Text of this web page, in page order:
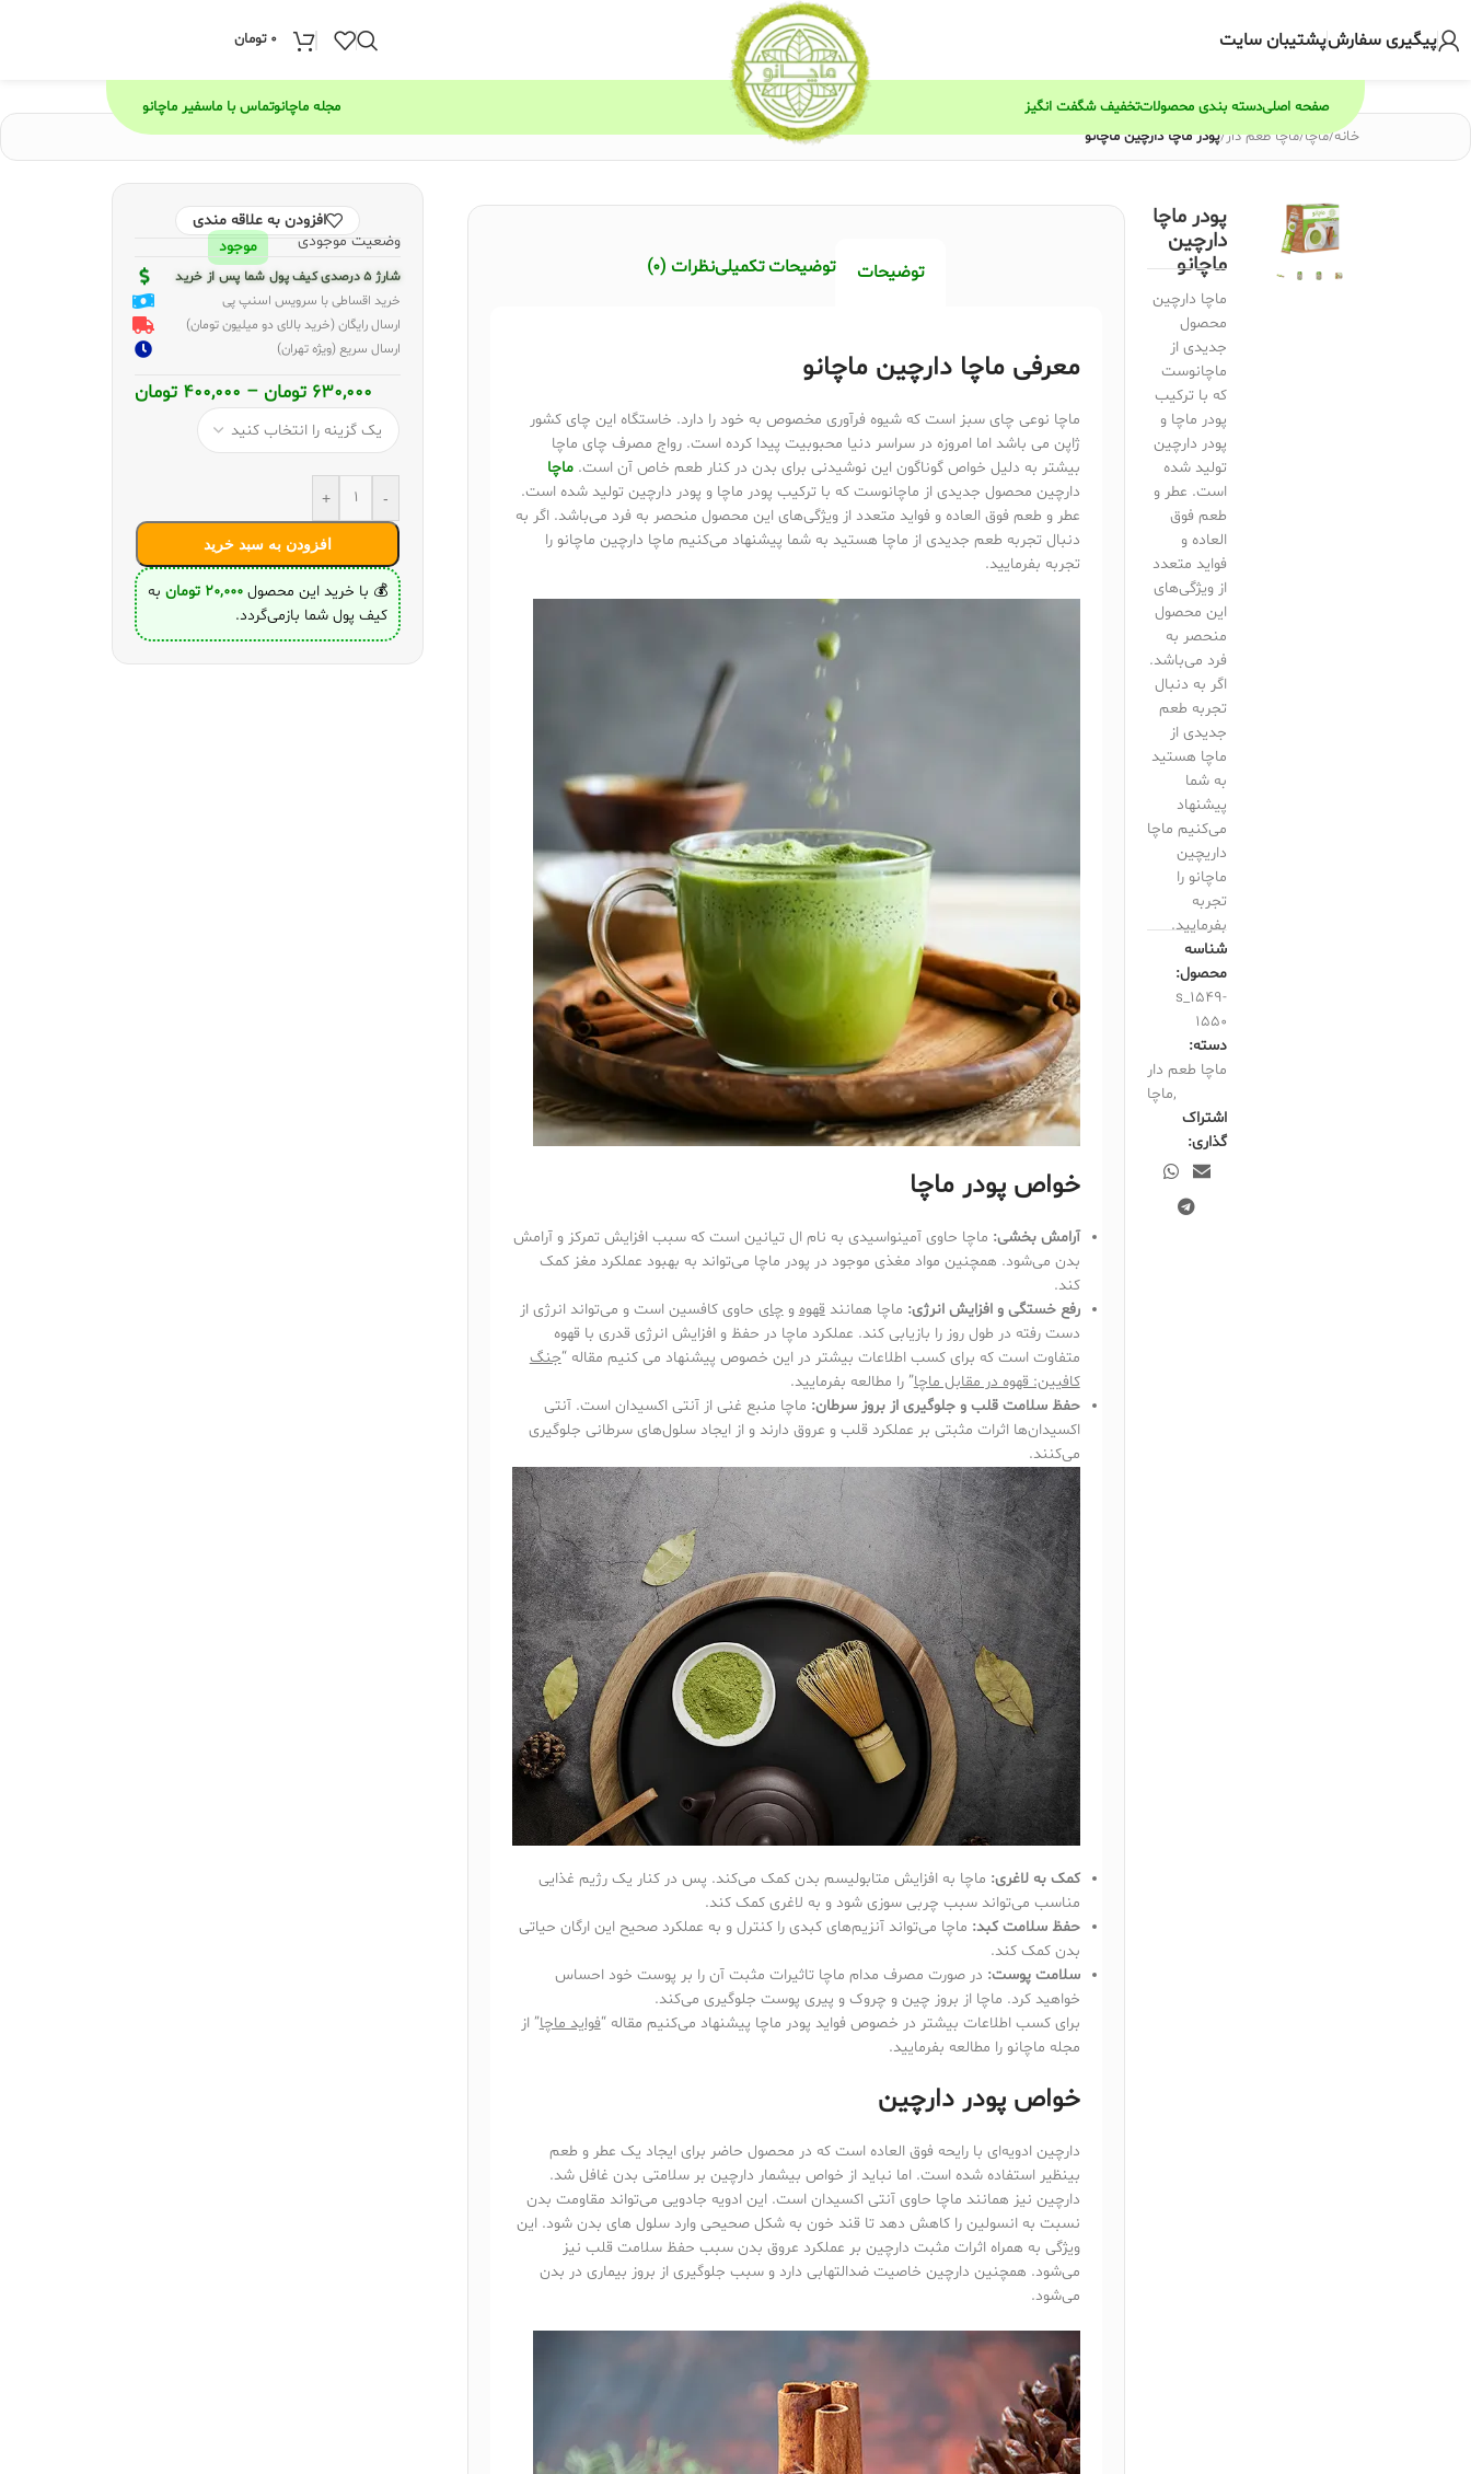
پیگیری سفارشپشتیبان سایت 0 تومان
صفحه اصلیدسته بندی محصولاتتخفیف شگفت انگیز مجله ماچانوتماس با ماسفیر ماچانو
خانه/ماچا/ماچا طعم دار/پودر ماچا دارچین ماچانو
پودر ماچا
دارچین
ماچانو
ماچا دارچین
محصول
جدیدی از
ماچانوست
که با ترکیب
پودر ماچا و
پودر دارچین
تولید شده
است. عطر و
طعم فوق
العاده و
فواید متعدد
از ویژگی‌های
این محصول
منحصر به
فرد می‌باشد.
اگر به دنبال
تجربه طعم
جدیدی از
ماچا هستید
به شما
پیشنهاد
می‌کنیم ماچا
داریچین
ماچانو را
تجربه
بفرمایید.
شناسه
محصول:
s_1549-
1550
دسته:
ماچا طعم دار
,ماچا
اشتراک
گذاری:
توضیحات توضیحات تکمیلینظرات (0)
معرفی ماچا دارچین ماچانو
ماچا نوعی چای سبز است که شیوه فرآوری مخصوص به خود را دارد. خاستگاه این چای کشور
ژاپن می باشد اما امروزه در سراسر دنیا محبوبیت پیدا کرده است. رواج مصرف چای ماچا
بیشتر به دلیل خواص گوناگون این نوشیدنی برای بدن در کنار طعم خاص آن است.ماچا
دارچین محصول جدیدی از ماچانوست که با ترکیب پودر ماچا و پودر دارچین تولید شده است.
عطر و طعم فوق العاده و فواید متعدد از ویژگی‌های این محصول منحصر به فرد می‌باشد. اگر به
دنبال تجربه طعم جدیدی از ماچا هستید به شما پیشنهاد می‌کنیم ماچا دارچین ماچانو را
تجربه بفرمایید.
خواص پودر ماچا
آرامش بخشی: ماچا حاوی آمینواسیدی به نام ال تیانین است که سبب افزایش تمرکز و آرامش
بدن می‌شود. همچنین مواد مغذی موجود در پودر ماچا می‌تواند به بهبود عملکرد مغز کمک
کند.
رفع خستگی و افزایش انرژی: ماچا همانندقهوهوچای حاوی کافسین است و می‌تواند انرژی از
دست رفته در طول روز را بازیابی کند. عملکرد ماچا در حفظ و افزایش انرژی قدری با قهوه
متفاوت است که برای کسب اطلاعات بیشتر در این خصوص پیشنهاد می کنیم مقاله “جنگ
کافیین: قهوه در مقابل ماچا” را مطالعه بفرمایید.
حفظ سلامت قلب و جلوگیری از بروز سرطان: ماچا منبع غنی از آنتی اکسیدان است. آنتی
اکسیدان‌ها اثرات مثبتی بر عملکرد قلب و عروق دارند و از ایجاد سلول‌های سرطانی جلوگیری
می‌کنند.
کمک به لاغری: ماچا به افزایش متابولیسم بدن کمک می‌کند. پس در کنار یک رژیم غذایی
مناسب می‌تواند سبب چربی سوزی شود و به لاغری کمک کند.
حفظ سلامت کبد: ماچا می‌تواند آنزیم‌های کبدی را کنترل و به عملکرد صحیح این ارگان حیاتی
بدن کمک کند.
سلامت پوست: در صورت مصرف مدام ماچا تاثیرات مثبت آن را بر پوست خود احساس
خواهید کرد. ماچا از بروز چین و چروک و پیری پوست جلوگیری می‌کند.
برای کسب اطلاعات بیشتر در خصوص فواید پودر ماچا پیشنهاد می‌کنیم مقاله “فواید ماچا” از
مجله ماچانو را مطالعه بفرمایید.
خواص پودر دارچین
دارچین ادویه‌ای با رایحه فوق العاده است که در محصول حاضر برای ایجاد یک عطر و طعم
بینظیر استفاده شده است. اما نباید از خواص بیشمار دارچین بر سلامتی بدن غافل شد.
دارچین نیز همانند ماچا حاوی آنتی اکسیدان است. این ادویه جادویی می‌تواند مقاومت بدن
نسبت به انسولین را کاهش دهد تا قند خون به شکل صحیحی وارد سلول های بدن شود. این
ویژگی به همراه اثرات مثبت دارچین بر عملکرد عروق بدن سبب حفظ سلامت قلب نیز
می‌شود. همچنین دارچین خاصیت ضدالتهابی دارد و سبب جلوگیری از بروز بیماری در بدن
می‌شود.
افزودن به علاقه مندی
وضعیت موجودی
موجود
شارژ 5 درصدی کیف پول شما پس از خرید
خرید اقساطی با سرویس اسنپ پی
ارسال رایگان (خرید بالای دو میلیون تومان)
ارسال سریع (ویژه تهران)
630,000 تومان –
400,000 تومان
-
+
افزودن به سبد خرید
💰 با خرید این محصول20,000 تومان به
کیف پول شما بازمی‌گردد.